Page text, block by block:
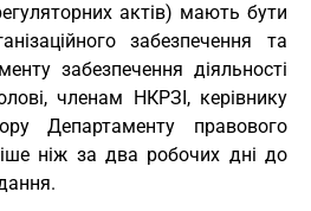
актів) мають бути
забезпечення та
забезпечення діяльності
членам НКРЗІ, керівнику
Департаменту правового
ніж за два робочих дні до